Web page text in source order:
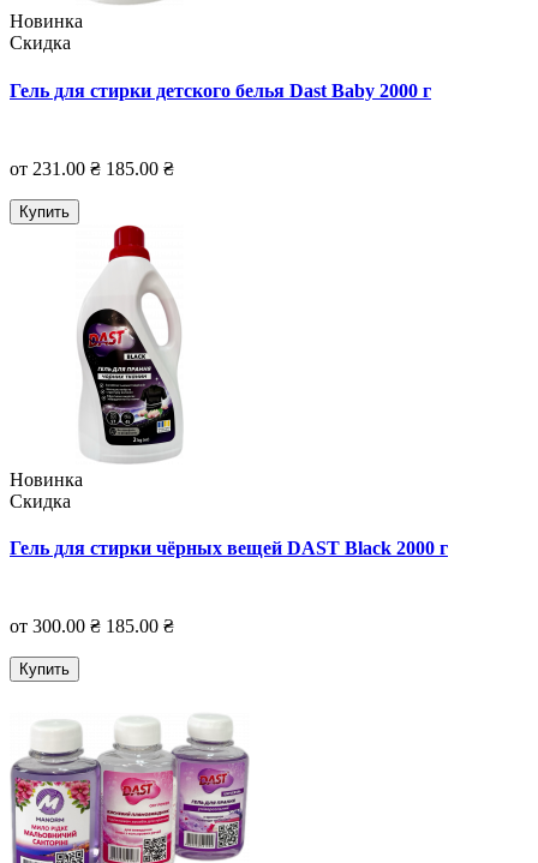
Новинка
Скидка
Гель для стирки детского белья Dast Baby 2000 г
от 231.00 ₴ 185.00 ₴
Купить
Новинка
Скидка
Гель для стирки чёрных вещей DAST Black 2000 г
от 300.00 ₴ 185.00 ₴
Купить